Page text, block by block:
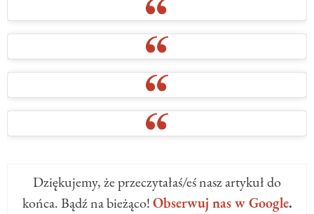
Dziękujemy, że przeczytałaś/eś nasz artykuł do
końca. Bądź na bieżąco!Obserwuj nas w Google.